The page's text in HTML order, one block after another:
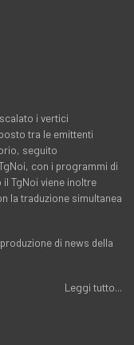
i vertici
tra le emittenti
seguito
con i programmi di
TgNoi viene inoltre
la traduzione simultanea
di news della
Leggi tutto...